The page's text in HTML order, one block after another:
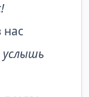
нас
услышь